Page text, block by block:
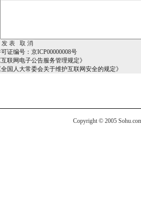
证编号：京ICP00000008号
联网电子公告服务管理规定》
国人大常委会关于维护互联网安全的规定》
Copyright © 2005